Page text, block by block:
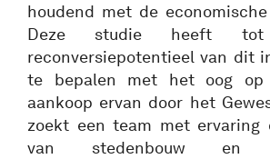
houdend met de
Deze studie heeft
reconversiepotentieel van dit
te bepalen met het oog op
aankoop ervan door het
zoekt een team met ervaring
van stedenbouw en